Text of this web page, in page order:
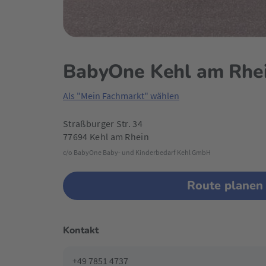
BabyOne Kehl am
Als "Mein Fachmarkt" wählen
Straßburger Str. 34
77694 Kehl am Rhein
c/o BabyOne Baby- und Kinderbedarf Kehl GmbH
Route planen
Kontakt
+49 7851 4737